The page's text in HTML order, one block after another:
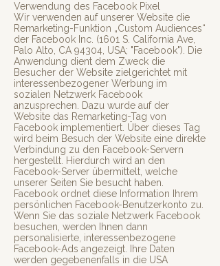
Verwendung des Facebook Pixel
Wir verwenden auf unserer Website die
Remarketing-Funktion „Custom Audiences“
der Facebook Inc. (1601 S. California Ave,
Palo Alto, CA 94304, USA; "Facebook"). Die
Anwendung dient dem Zweck die
Besucher der Website zielgerichtet mit
interessenbezogener Werbung im
sozialen Netzwerk Facebook
anzusprechen. Dazu wurde auf der
Website das Remarketing-Tag von
Facebook implementiert. Über dieses Tag
wird beim Besuch der Website eine direkte
Verbindung zu den Facebook-Servern
hergestellt. Hierdurch wird an den
Facebook-Server übermittelt, welche
unserer Seiten Sie besucht haben.
Facebook ordnet diese Information Ihrem
persönlichen Facebook-Benutzerkonto zu.
Wenn Sie das soziale Netzwerk Facebook
besuchen, werden Ihnen dann
personalisierte, interessenbezogene
Facebook-Ads angezeigt. Ihre Daten
werden gegebenenfalls in die USA